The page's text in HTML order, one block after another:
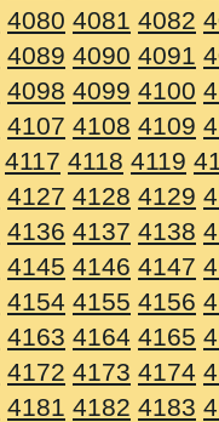
4080 4081 4082
4089 4090 4091
4098 4099 4100
4107 4108 4109
4117 4118 4119
4127 4128 4129
4136 4137 4138
4145 4146 4147
4154 4155 4156
4163 4164 4165
4172 4173 4174
4181 4182 4183